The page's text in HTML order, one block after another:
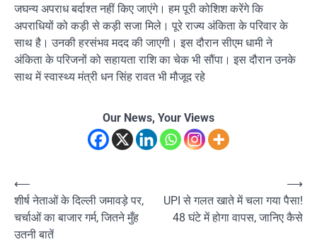
जघन्य अपराध बर्दाश्त नहीं किए जाएंगे। हम पूरी कोशिश करेंगे कि
अपराधियों को कड़ी से कड़ी सजा मिले। पूरे राज्य अंकिता के परिवार के
साथ है। उनकी हरसंभव मदद की जाएगी। इस दौरान सीएम धामी ने
अंकिता के परिजनों को सहायता राशि का चेक भी सौंपा। इस दौरान उनके
साथ में स्वास्थ्य मंत्री धन सिंह रावत भी मौजूद रहे
Our News, Your Views
Post
navigation
⟵
शीर्ष नेताओं के दिल्ली जमावड़े पर,
चर्चाओं का बाजार गर्म, जितने मुँह
उतनी बातें
UPI से गलत खाते में चला गया पैसा!
48 घंटे में होगा वापस, जानिए कैसे
⟶